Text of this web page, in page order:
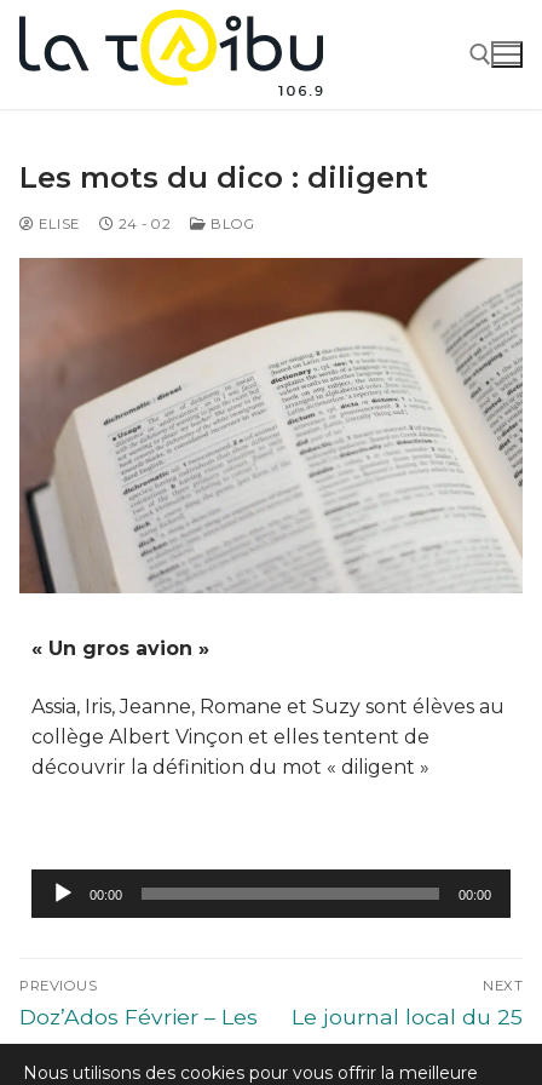
Les mots du dico : diligent
ELISE 24 - 02 BLOG
« Un gros avion »
Assia, Iris, Jeanne, Romane et Suzy sont élèves au
collège Albert Vinçon et elles tentent de
découvrir la définition du mot « diligent »
Lecteur
audio
00:00 00:00
PREVIOUS
Doz’Ados Février – Les
jeux vidéos
NEXT
Le journal local du 25
février 2022.
Nous utilisons des cookies pour vous offrir la meilleure